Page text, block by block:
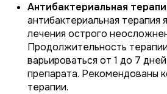
Антибактериальная
антибактериальная терапия
лечения острого
Продолжительность
варьироваться от 1 до 7
препарата. Рекомендованы
терапии.